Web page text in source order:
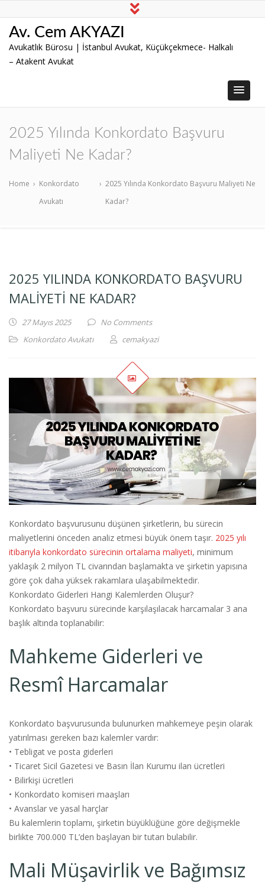
Av. Cem AKYAZI
Avukatlık Bürosu | İstanbul Avukat, Küçükçekmece- Halkalı
– Atakent Avukat
2025 Yılında Konkordato Başvuru
Maliyeti Ne Kadar?
Home › Konkordato
Avukatı
›2025 Yılında Konkordato Başvuru Maliyeti Ne
Kadar?
2025 YILINDA KONKORDATO BAŞVURU
MALIYETI NE KADAR?
27 Mayıs 2025
No Comments
Konkordato Avukatı
cemakyazi
Konkordato başvurusunu düşünen şirketlerin, bu sürecin
maliyetlerini önceden analiz etmesi büyük önem taşır. 2025 yılı
itibarıyla konkordato sürecinin ortalama maliyeti, minimum
yaklaşık 2 milyon TL civarından başlamakta ve şirketin yapısına
göre çok daha yüksek rakamlara ulaşabilmektedir.
Konkordato Giderleri Hangi Kalemlerden Oluşur?
Konkordato başvuru sürecinde karşılaşılacak harcamalar 3 ana
başlık altında toplanabilir:
Mahkeme Giderleri ve
Resmî Harcamalar
Konkordato başvurusunda bulunurken mahkemeye peşin olarak
yatırılması gereken bazı kalemler vardır:
• Tebligat ve posta giderleri
• Ticaret Sicil Gazetesi ve Basın İlan Kurumu ilan ücretleri
• Bilirkişi ücretleri
• Konkordato komiseri maaşları
• Avanslar ve yasal harçlar
Bu kalemlerin toplamı, şirketin büyüklüğüne göre değişmekle
birlikte 700.000 TL’den başlayan bir tutarı bulabilir.
Mali Müşavirlik ve Bağımsız